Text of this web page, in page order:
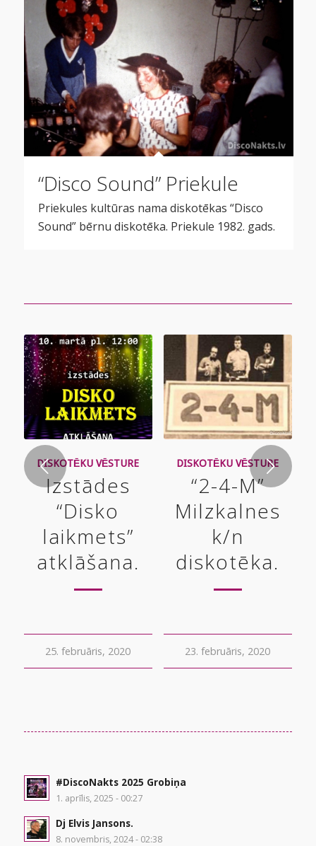
“Disco Sound” Priekule
Priekules kultūras nama diskotēkas “Disco
Sound” bērnu diskotēka. Priekule 1982. gads.
DISKOTĒKU VĒSTURE
Izstādes
“Disko
laikmets”
atklāšana.
25. februāris, 2020
DISKOTĒKU VĒSTURE
“2-4-M”
Milzkalnes
k/n
diskotēka.
23. februāris, 2020
Next
#DiscoNakts 2025 Grobiņa
1. aprīlis, 2025 - 00:27
Dj Elvis Jansons.
8. novembris, 2024 - 02:38